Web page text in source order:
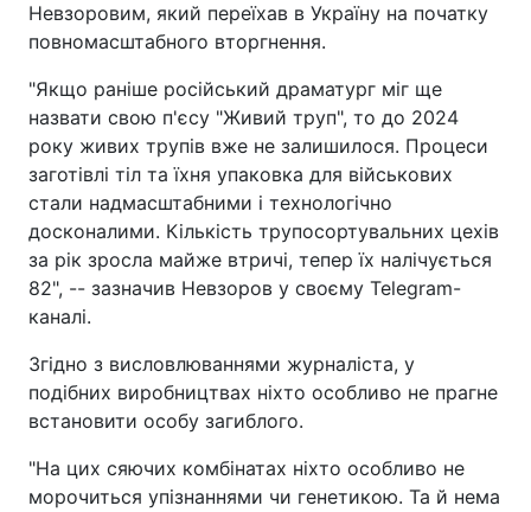
Невзоровим, який переїхав в Україну на початку
повномасштабного вторгнення.
"Якщо раніше російський драматург міг ще
назвати свою п'єсу "Живий труп", то до 2024
року живих трупів вже не залишилося. Процеси
заготівлі тіл та їхня упаковка для військових
стали надмасштабними і технологічно
досконалими. Кількість трупосортувальних цехів
за рік зросла майже втричі, тепер їх налічується
82", -- зазначив Невзоров у своєму Telegram-
каналі.
Згідно з висловлюваннями журналіста, у
подібних виробництвах ніхто особливо не прагне
встановити особу загиблого.
"На цих сяючих комбінатах ніхто особливо не
морочиться упізнаннями чи генетикою. Та й нема